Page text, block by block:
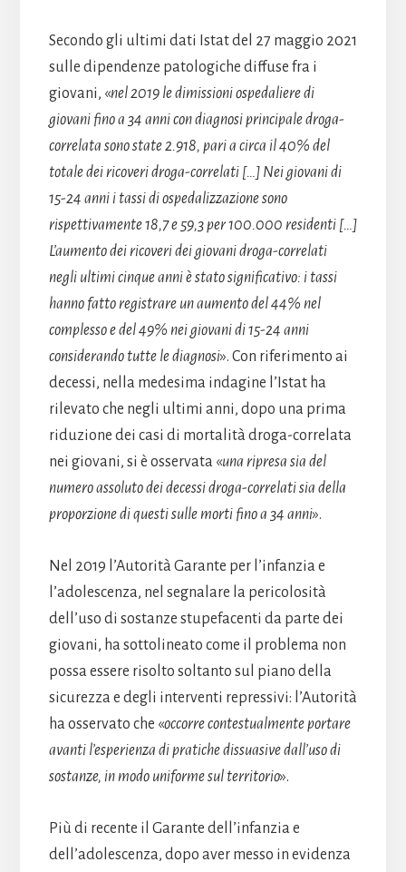
Secondo gli ultimi dati Istat del 27 maggio 2021
sulle dipendenze patologiche diffuse fra i
giovani, «nel 2019 le dimissioni ospedaliere di
giovani fino a 34 anni con diagnosi principale droga-
correlata sono state 2.918, pari a circa il 40% del
totale dei ricoveri droga-correlati […] Nei giovani di
15-24 anni i tassi di ospedalizzazione sono
rispettivamente 18,7 e 59,3 per 100.000 residenti […]
L’aumento dei ricoveri dei giovani droga-correlati
negli ultimi cinque anni è stato significativo: i tassi
hanno fatto registrare un aumento del 44% nel
complesso e del 49% nei giovani di 15-24 anni
considerando tutte le diagnosi». Con riferimento ai
decessi, nella medesima indagine l’Istat ha
rilevato che negli ultimi anni, dopo una prima
riduzione dei casi di mortalità droga-correlata
nei giovani, si è osservata «una ripresa sia del
numero assoluto dei decessi droga-correlati sia della
proporzione di questi sulle morti fino a 34 anni».
Nel 2019 l’Autorità Garante per l’infanzia e
l’adolescenza, nel segnalare la pericolosità
dell’uso di sostanze stupefacenti da parte dei
giovani, ha sottolineato come il problema non
possa essere risolto soltanto sul piano della
sicurezza e degli interventi repressivi: l’Autorità
ha osservato che «occorre contestualmente portare
avanti l’esperienza di pratiche dissuasive dall’uso di
sostanze, in modo uniforme sul territorio».
Più di recente il Garante dell’infanzia e
dell’adolescenza, dopo aver messo in evidenza